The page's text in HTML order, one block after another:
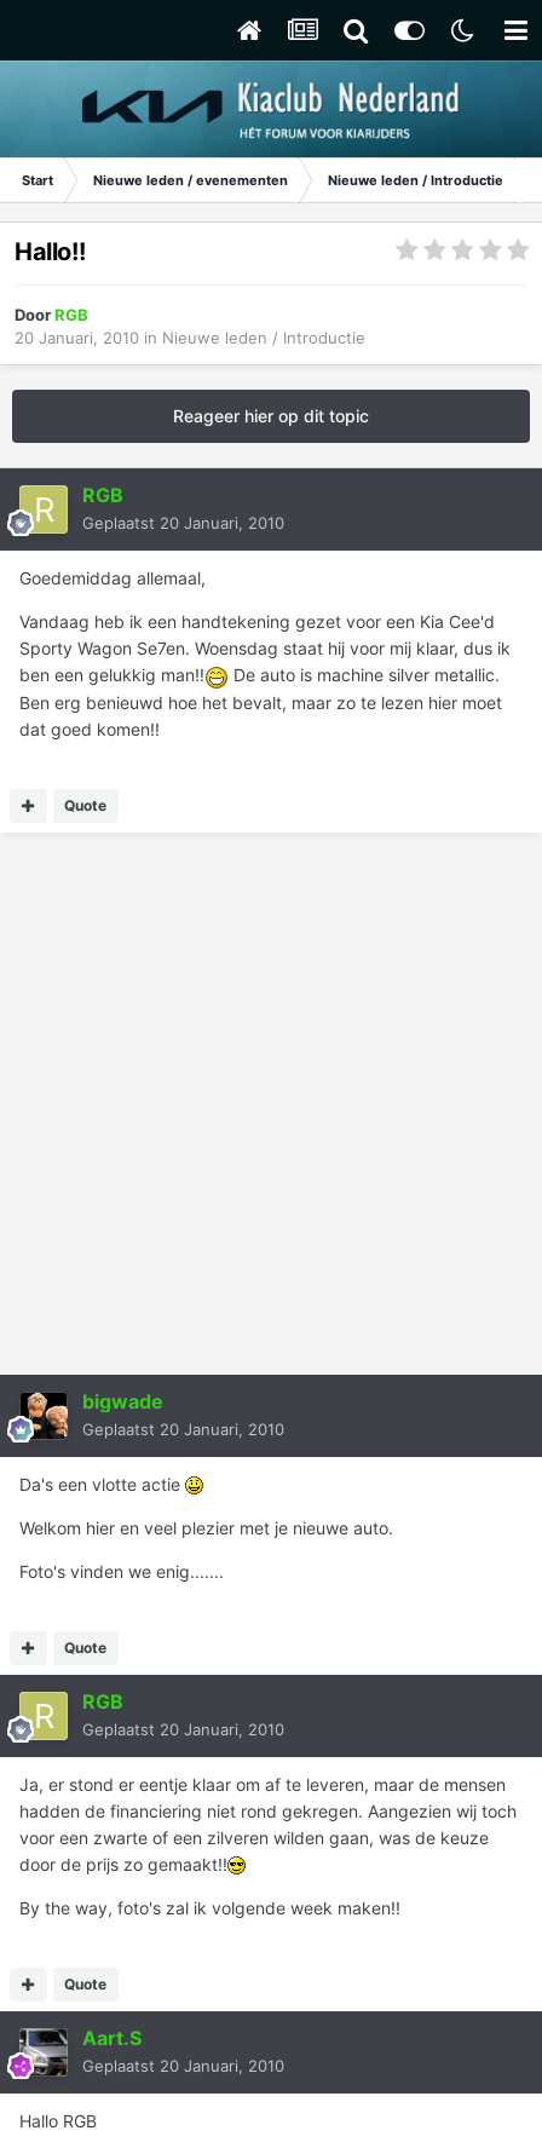
Start Nieuwe leden / evenementen Nieuwe leden / Introductie
Hallo!!
DoorRGB
20 Januari, 2010 in Nieuwe leden / Introductie
Reageer hier op dit topic
RGB
Geplaatst 20 Januari, 2010
Goedemiddag allemaal,
Vandaag heb ik een handtekening gezet voor een Kia Cee'd
Sporty Wagon Se7en. Woensdag staat hij voor mij klaar, dus ik
ben een gelukkig man!!
De auto is machine silver metallic.
Ben erg benieuwd hoe het bevalt, maar zo te lezen hier moet
dat goed komen!!
Quote
bigwade
Geplaatst 20 Januari, 2010
Da's een vlotte actie
Welkom hier en veel plezier met je nieuwe auto.
Foto's vinden we enig.......
Quote
RGB
Geplaatst 20 Januari, 2010
Ja, er stond er eentje klaar om af te leveren, maar de mensen
hadden de financiering niet rond gekregen. Aangezien wij toch
voor een zwarte of een zilveren wilden gaan, was de keuze
door de prijs zo gemaakt!!
By the way, foto's zal ik volgende week maken!!
Quote
Aart.S
Geplaatst 20 Januari, 2010
Hallo RGB